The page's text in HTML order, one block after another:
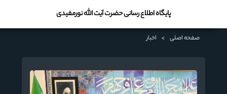
پایگاه اطلاع رسانی حضرت آیت الله نورمفیدی
صفحه اصلی > اخبار